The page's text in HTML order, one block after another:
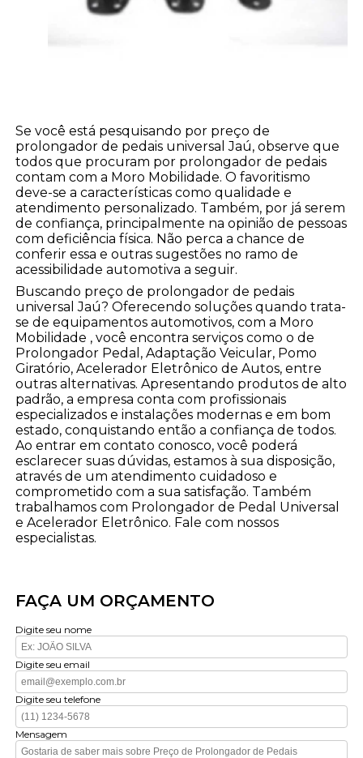
Se você está pesquisando por preço de
prolongador de pedais universal Jaú, observe que
todos que procuram por prolongador de pedais
contam com a Moro Mobilidade. O favoritismo
deve-se a características como qualidade e
atendimento personalizado. Também, por já serem
de confiança, principalmente na opinião de pessoas
com deficiência física. Não perca a chance de
conferir essa e outras sugestões no ramo de
acessibilidade automotiva a seguir.
Buscando preço de prolongador de pedais
universal Jaú? Oferecendo soluções quando trata-
se de equipamentos automotivos, com a Moro
Mobilidade , você encontra serviços como o de
Prolongador Pedal, Adaptação Veicular, Pomo
Giratório, Acelerador Eletrônico de Autos, entre
outras alternativas. Apresentando produtos de alto
padrão, a empresa conta com profissionais
especializados e instalações modernas e em bom
estado, conquistando então a confiança de todos.
Ao entrar em contato conosco, você poderá
esclarecer suas dúvidas, estamos à sua disposição,
através de um atendimento cuidadoso e
comprometido com a sua satisfação. Também
trabalhamos com Prolongador de Pedal Universal
e Acelerador Eletrônico. Fale com nossos
especialistas.
FAÇA UM ORÇAMENTO
Digite seu nome
Digite seu email
Digite seu telefone
Mensagem